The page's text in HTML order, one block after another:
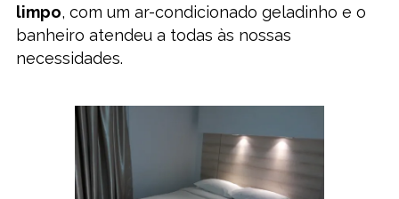
limpo, com um ar-condicionado geladinho e o
banheiro atendeu a todas às nossas
necessidades.